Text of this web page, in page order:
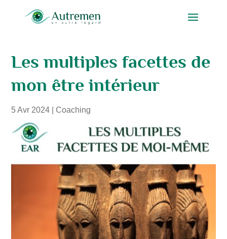
Les multiples facettes de
mon être intérieur
5 Avr 2024 Coaching